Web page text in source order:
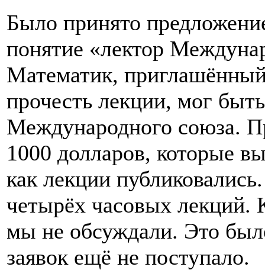
Было принято
понятие «лектор
Математик,
прочесть лекции, мог
Международного союза.
1000 долларов, которые
как лекции
четырёх часовых лекций.
мы не обсуждали. Это
заявок ещё не поступало.